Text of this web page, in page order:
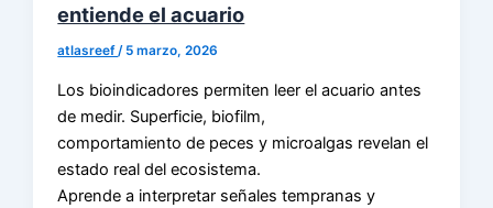
entiende el acuario
atlasreef/ 5 marzo, 2026
Los bioindicadores permiten leer el acuario antes
de medir. Superficie, biofilm,
comportamiento de peces y microalgas revelan el
estado real del ecosistema.
Aprende a interpretar señales tempranas y